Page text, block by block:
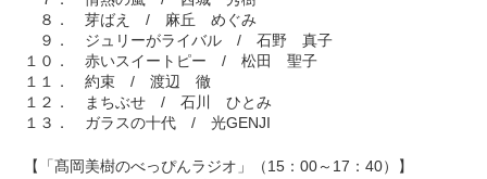
８． 芽ばえ / 麻丘 めぐみ
９． ジュリーがライバル / 石野 真子
１０． 赤いスイートピー / 松田 聖子
１１． 約束 / 渡辺 徹
１２． まちぶせ / 石川 ひとみ
１３． ガラスの十代 / 光GENJI
【「髙岡美樹のべっぴんラジオ」（15：00～17：40）】